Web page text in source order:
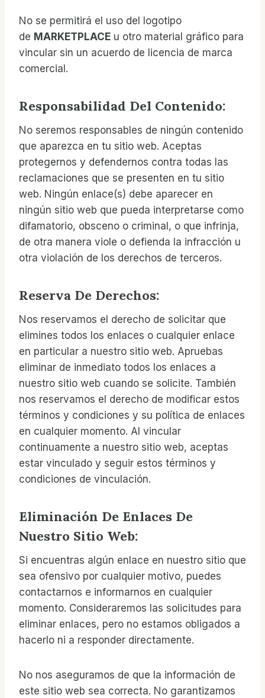
No se permitirá el uso del logotipo
de MARKETPLACE u otro material gráfico para
vincular sin un acuerdo de licencia de marca
comercial.
Responsabilidad Del Contenido:
No seremos responsables de ningún contenido
que aparezca en tu sitio web. Aceptas
protegernos y defendernos contra todas las
reclamaciones que se presenten en tu sitio
web. Ningún enlace(s) debe aparecer en
ningún sitio web que pueda interpretarse como
difamatorio, obsceno o criminal, o que infrinja,
de otra manera viole o defienda la infracción u
otra violación de los derechos de terceros.
Reserva De Derechos:
Nos reservamos el derecho de solicitar que
elimines todos los enlaces o cualquier enlace
en particular a nuestro sitio web. Apruebas
eliminar de inmediato todos los enlaces a
nuestro sitio web cuando se solicite. También
nos reservamos el derecho de modificar estos
términos y condiciones y su política de enlaces
en cualquier momento. Al vincular
continuamente a nuestro sitio web, aceptas
estar vinculado y seguir estos términos y
condiciones de vinculación.
Eliminación De Enlaces De
Nuestro Sitio Web:
Si encuentras algún enlace en nuestro sitio que
sea ofensivo por cualquier motivo, puedes
contactarnos e informarnos en cualquier
momento. Consideraremos las solicitudes para
eliminar enlaces, pero no estamos obligados a
hacerlo ni a responder directamente.
No nos aseguramos de que la información de
este sitio web sea correcta. No garantizamos